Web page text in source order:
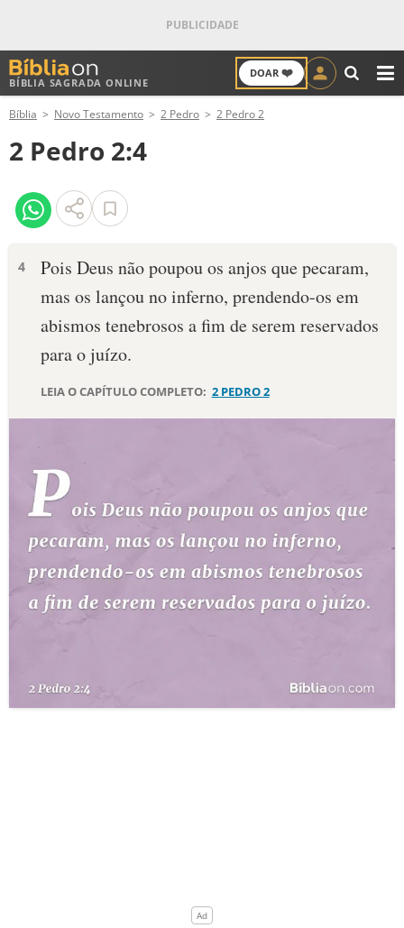
BÍBLIA SAGRADA ONLINE
DOAR ❤️
ANTIGO TESTAMENTO
NOVO TESTAMENTO
VERSÍCULOS
PALAVRA DO DIA
SALMO DO DIA
DEVOCIONAL DIÁRIO
ESTUDOS BÍBLICOS
ESBOÇOS DE PREGAÇÃO
TEMAS
PERGUNTE À BÍBLIA
QUEM SOMOS
Bíblia Novo Testamento 2 Pedro 2 Pedro 2
2 Pedro 2:4
4
Pois Deus não poupou os anjos que pecaram,
mas os lançou no inferno, prendendo-os em
abismos tenebrosos a fim de serem reservados
para o juízo.
LEIA O CAPÍTULO COMPLETO: 2 PEDRO 2